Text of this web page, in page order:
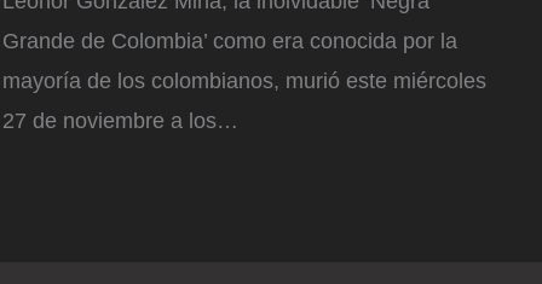
Grande de Colombia’ como era conocida por la
mayoría de los colombianos, murió este miércoles
27 de noviembre a los…